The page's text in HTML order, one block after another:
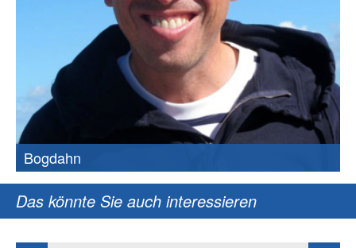
Bogdahn
Das könnte Sie auch interessieren